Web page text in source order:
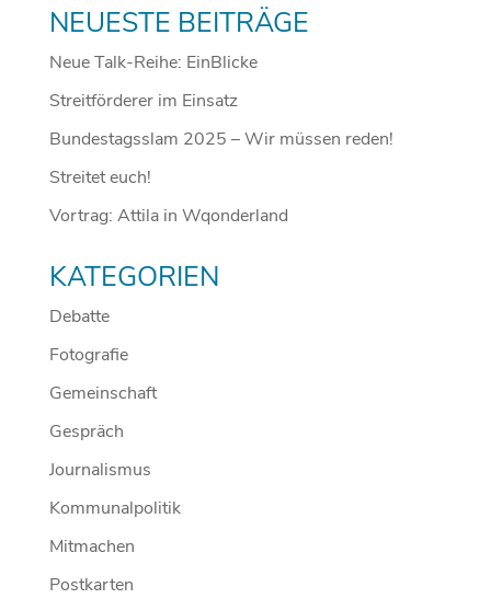
NEUESTE BEITRÄGE
Neue Talk-Reihe: EinBlicke
Streitförderer im Einsatz
Bundestagsslam 2025 – Wir müssen reden!
Streitet euch!
Vortrag: Attila in Wqonderland
KATEGORIEN
Debatte
Fotografie
Gemeinschaft
Gespräch
Journalismus
Kommunalpolitik
Mitmachen
Postkarten